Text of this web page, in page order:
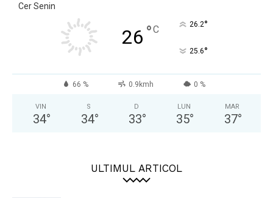
Cer Senin
26 °C 26.2°
25.6°
66 % 0.9kmh 0 %
VIN
34°
S
34°
D
33°
LUN
35°
MAR
37°
ULTIMUL ARTICOL